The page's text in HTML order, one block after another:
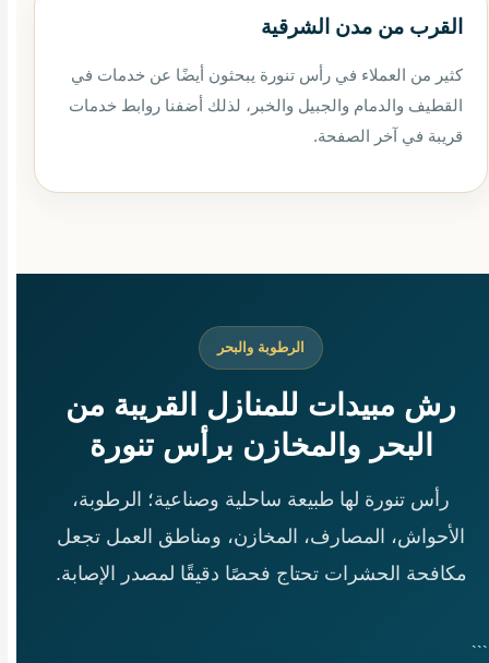
القرب من مدن الشرقية
كثير من العملاء في رأس تنورة يبحثون أيضًا عن خدمات في
القطيف والدمام والجبيل والخبر، لذلك أضفنا روابط خدمات
قريبة في آخر الصفحة.
الرطوبة والبحر
رش مبيدات للمنازل القريبة من
البحر والمخازن برأس تنورة
رأس تنورة لها طبيعة ساحلية وصناعية؛ الرطوبة،
الأحواش، المصارف، المخازن، ومناطق العمل تجعل
مكافحة الحشرات تحتاج فحصًا دقيقًا لمصدر الإصابة.
```